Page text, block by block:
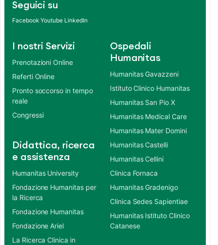
Seguici su
Facebook Youtube LinkedIn
I nostri Servizi
Prenotazioni Online
Referti Online
Pronto soccorso in tempo
reale
Congressi
Didattica, ricerca
e assistenza
Humanitas University
Fondazione Humanitas per
la Ricerca
Fondazione Humanitas
Fondazione Ariel
La Ricerca Clinica in
Ospedali
Humanitas
Humanitas Gavazzeni
Istituto Clinico Humanitas
Humanitas San Pio X
Humanitas Medical Care
Humanitas Mater Domini
Humanitas Castelli
Humanitas Cellini
Clinica Fornaca
Humanitas Gradenigo
Clinica Sedes Sapientiae
Humanitas Istituto Clinico
Catanese